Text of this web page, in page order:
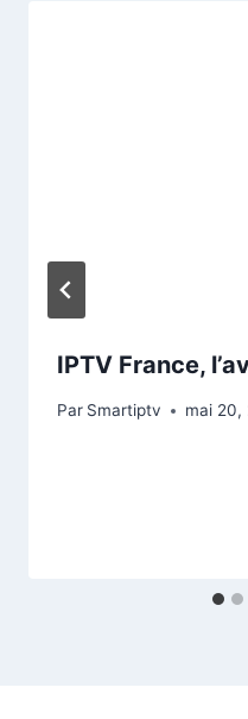
IPTV France,
Par Smartiptv mai 20,